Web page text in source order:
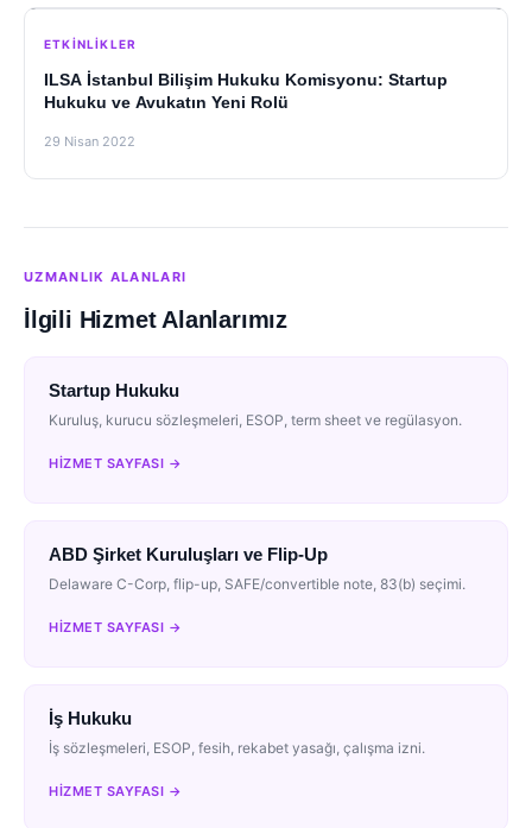
ETKINLIKLER
ILSA İstanbul Bilişim Hukuku Komisyonu: Startup
Hukuku ve Avukatın Yeni Rolü
29 Nisan 2022
UZMANLIK ALANLARI
İlgili Hizmet Alanlarımız
Startup Hukuku
Kuruluş, kurucu sözleşmeleri, ESOP, term sheet ve regülasyon.
HIZMET SAYFASI →
ABD Şirket Kuruluşları ve Flip-Up
Delaware C-Corp, flip-up, SAFE/convertible note, 83(b) seçimi.
HIZMET SAYFASI →
İş Hukuku
İş sözleşmeleri, ESOP, fesih, rekabet yasağı, çalışma izni.
HIZMET SAYFASI →